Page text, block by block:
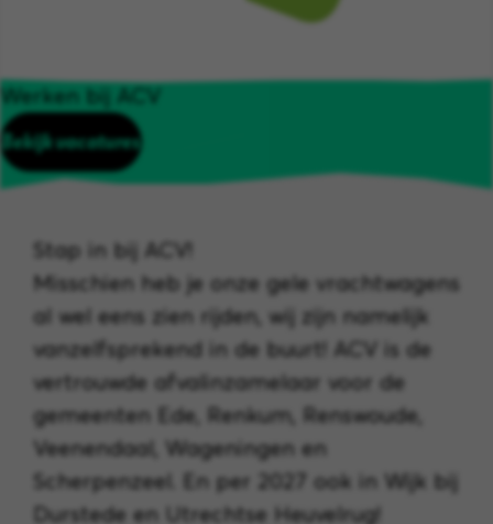
Werken bij ACV
Bekijk vacatures
Stap in bij ACV!
Misschien heb je onze gele vrachtwagens
al wel eens zien rijden, wij zijn namelijk
vanzelfsprekend in de buurt! ACV is de
vertrouwde afvalinzamelaar voor de
gemeenten Ede, Renkum, Renswoude,
Veenendaal, Wageningen en
Scherpenzeel. En per 2027 ook in Wijk bij
Durstede en Utrechtse Heuvelrug!